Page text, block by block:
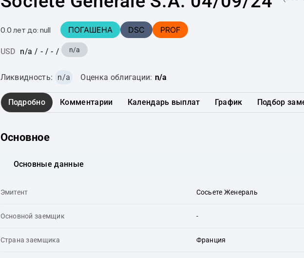
0.0 лет до: null ПОГАШЕНА DSC PROF
USD n/a / - / - / n/a
Ликвидность: n/a Оценка облигации: n/a
Подробно Комментарии Календарь выплат График Подбор
Основное
Основные данные
Эмитент Сосьете Женераль
Основной заемщик -
Страна заемщика Франция